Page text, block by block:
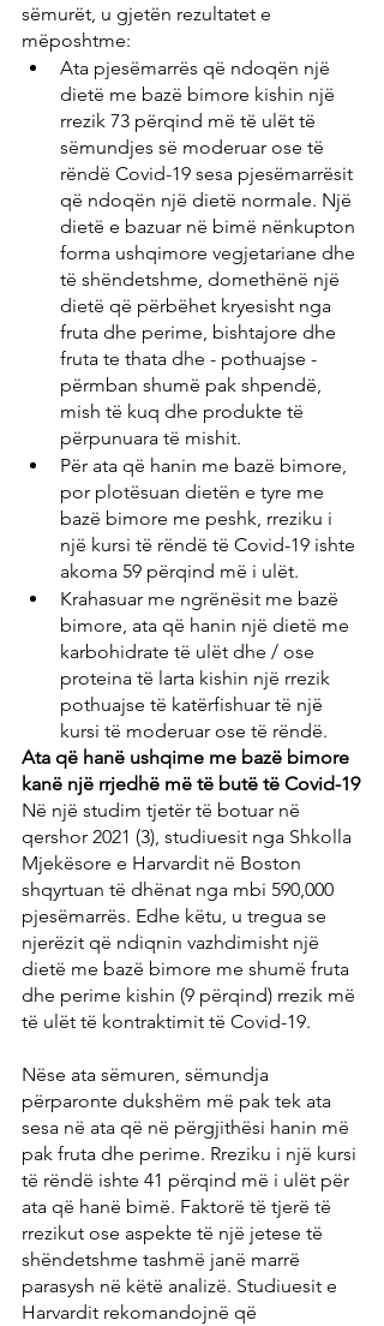
sëmurët, u gjetën rezultatet e
mëposhtme:
Ata pjesëmarrës që ndoqën një
dietë me bazë bimore kishin një
rrezik 73 përqind më të ulët të
sëmundjes së moderuar ose të
rëndë Covid-19 sesa pjesëmarrësit
që ndoqën një dietë normale. Një
dietë e bazuar në bimë nënkupton
forma ushqimore vegjetariane dhe
të shëndetshme, domethënë një
dietë që përbëhet kryesisht nga
fruta dhe perime, bishtajore dhe
fruta te thata dhe - pothuajse -
përmban shumë pak shpendë,
mish të kuq dhe produkte të
përpunuara të mishit.
Për ata që hanin me bazë bimore,
por plotësuan dietën e tyre me
bazë bimore me peshk, rreziku i
një kursi të rëndë të Covid-19 ishte
akoma 59 përqind më i ulët.
Krahasuar me ngrënësit me bazë
bimore, ata që hanin një dietë me
karbohidrate të ulët dhe / ose
proteina të larta kishin një rrezik
pothuajse të katërfishuar të një
kursi të moderuar ose të rëndë.
Ata që hanë ushqime me bazë bimore
kanë një rrjedhë më të butë të Covid-19
Në një studim tjetër të botuar në
qershor 2021 (3), studiuesit nga Shkolla
Mjekësore e Harvardit në Boston
shqyrtuan të dhënat nga mbi 590,000
pjesëmarrës. Edhe këtu, u tregua se
njerëzit që ndiqnin vazhdimisht një
dietë me bazë bimore me shumë fruta
dhe perime kishin (9 përqind) rrezik më
të ulët të kontraktimit të Covid-19.
Nëse ata sëmuren, sëmundja
përparonte dukshëm më pak tek ata
sesa në ata që në përgjithësi hanin më
pak fruta dhe perime. Rreziku i një kursi
të rëndë ishte 41 përqind më i ulët për
ata që hanë bimë. Faktorë të tjerë të
rrezikut ose aspekte të një jetese të
shëndetshme tashmë janë marrë
parasysh në këtë analizë. Studiuesit e
Harvardit rekomandojnë që